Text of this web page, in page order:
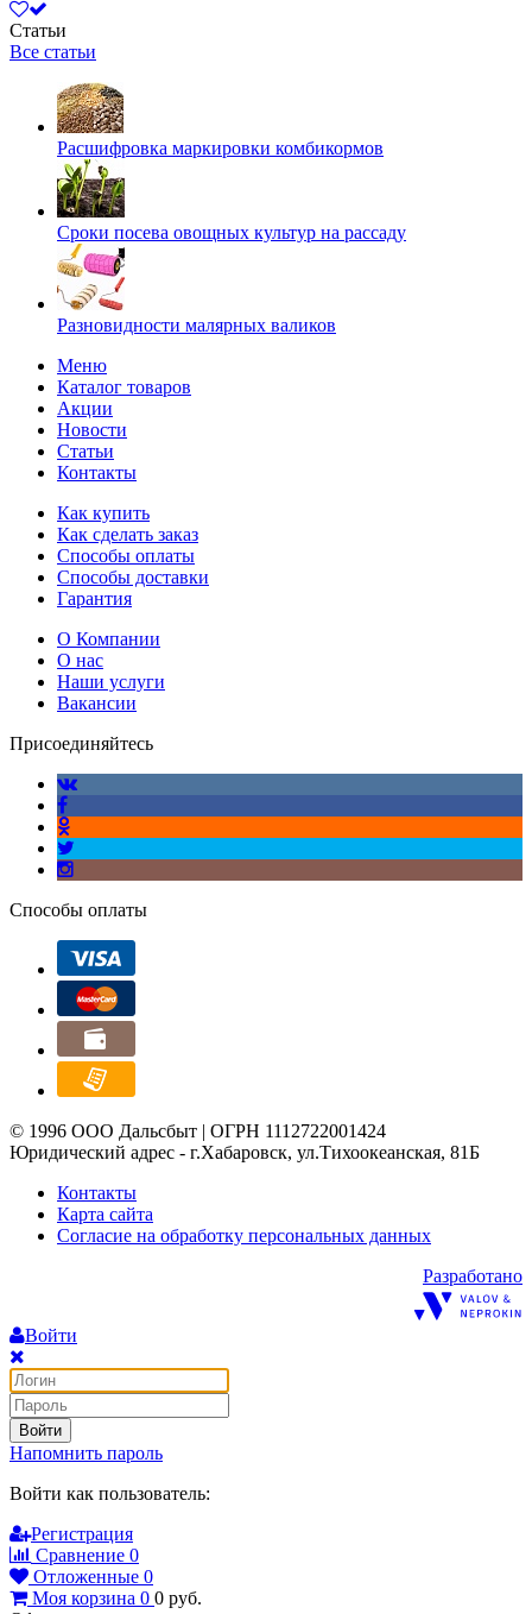
Статьи
Все статьи
Расшифровка маркировки комбикормов
Сроки посева овощных культур на рассаду
Разновидности малярных валиков
Меню
Каталог товаров
Акции
Новости
Статьи
Контакты
Как купить
Как сделать заказ
Способы оплаты
Способы доставки
Гарантия
О Компании
О нас
Наши услуги
Вакансии
Присоединяйтесь
Способы оплаты
© 1996 ООО Дальсбыт | ОГРН 1112722001424
Юридический адрес - г.Хабаровск, ул.Тихоокеанская, 81Б
Контакты
Карта сайта
Согласие на обработку персональных данных
Разработано
Войти
Войти
Напомнить пароль
Войти как пользователь:
Регистрация
Сравнение 0
Отложенные 0
Моя корзина 0 0 руб.